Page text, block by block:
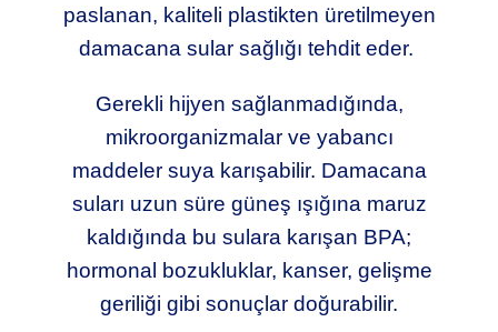
paslanan, kaliteli plastikten üretilmeyen
damacana sular sağlığı tehdit eder.
Gerekli hijyen sağlanmadığında,
mikroorganizmalar ve yabancı
maddeler suya karışabilir. Damacana
suları uzun süre güneş ışığına maruz
kaldığında bu sulara karışan BPA;
hormonal bozukluklar, kanser, gelişme
geriliği gibi sonuçlar doğurabilir.